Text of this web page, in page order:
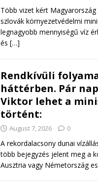
Több vizet kért
szlovák környezetvédelmi
legnagyobb mennyiségű víz
és […]
Rendkívüli
háttérben. Pár
Viktor lehet a
történt:
August 7, 2026 0
A rekordalacsony dunai
több bejegyzés jelent meg a
Ausztria vagy Németország